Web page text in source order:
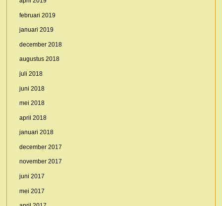
februari 2019
januari 2019
december 2018
augustus 2018
juli 2018
juni 2018
mei 2018
april 2018
januari 2018
december 2017
november 2017
juni 2017
mei 2017